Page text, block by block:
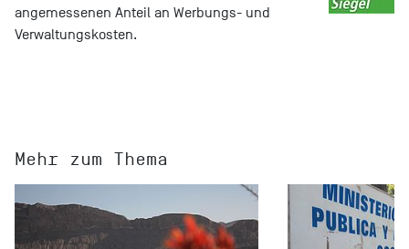
angemessenen Anteil an Werbungs- und
Verwaltungskosten.
Mehr zum Thema